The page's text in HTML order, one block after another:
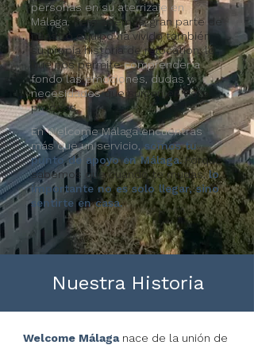
personas en su aterrizaje en
Málaga. Pero además, gran parte de
nuestro equipo ha vivido también
su propia historia de relocation, lo
que nos permitecomprender a
fondo las emociones, dudas y
necesidadesque surgen en este
proceso.
En Welcome Málaga encuentras
más que un servicio, somos tu
punto de apoyo en Málaga. Porque
sabemos que cuando te mudas,lo
importante no es solo llegar, sino
sentirte en casa.
Nuestra Historia
Welcome Málaganace de la unión de